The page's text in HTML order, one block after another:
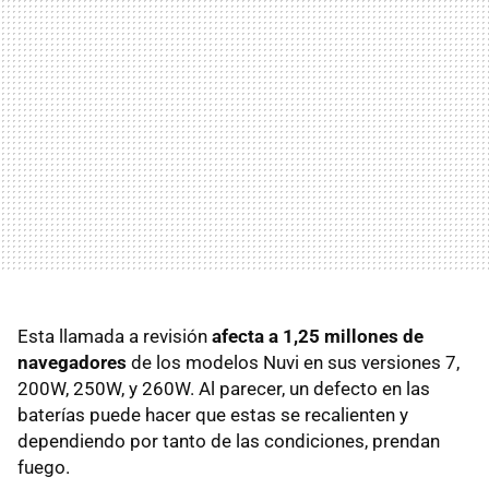
Esta llamada a revisión afecta a 1,25 millones de
navegadores de los modelos Nuvi en sus versiones 7,
200W, 250W, y 260W. Al parecer, un defecto en las
baterías puede hacer que estas se recalienten y
dependiendo por tanto de las condiciones, prendan
fuego.